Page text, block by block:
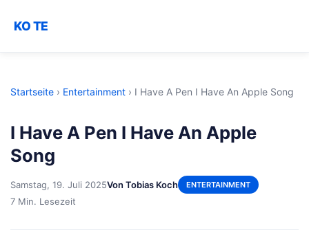
KO TE
Startseite › Entertainment › I Have A Pen I Have An Apple Song
I Have A Pen I Have An Apple
Song
Samstag, 19. Juli 2025Von Tobias Koch ENTERTAINMENT
7 Min. Lesezeit